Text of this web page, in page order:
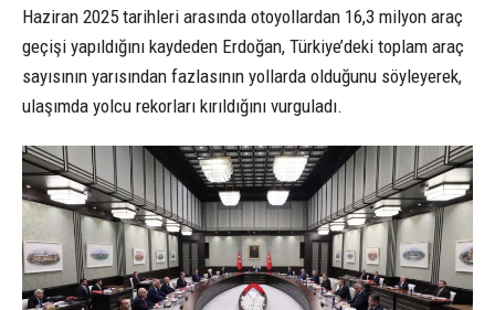
Haziran 2025 tarihleri arasında otoyollardan 16,3 milyon araç
geçişi yapıldığını kaydeden Erdoğan, Türkiye’deki toplam araç
sayısının yarısından fazlasının yollarda olduğunu söyleyerek,
ulaşımda yolcu rekorları kırıldığını vurguladı.